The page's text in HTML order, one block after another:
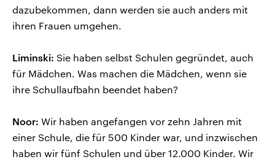
dazubekommen, dann werden sie auch anders mit
ihren Frauen umgehen.
Liminski: Sie haben selbst Schulen gegründet, auch
für Mädchen. Was machen die Mädchen, wenn sie
ihre Schullaufbahn beendet haben?
Noor: Wir haben angefangen vor zehn Jahren mit
einer Schule, die für 500 Kinder war, und inzwischen
haben wir fünf Schulen und über 12.000 Kinder. Wir